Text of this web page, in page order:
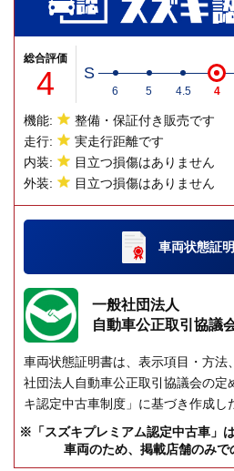
総合評価
4 S
6 5 4.5 4
機能:
整備・保証付き販売です
走行:
実走行距離です
内装:
目立つ損傷はありません
外装:
目立つ損傷はありません
車両状態証
一般社団法人
自動車公正取引協
車両状態証明書は、表示項目・方法
社団法人自動車公正取引協議会の定
キ認定中古車制度」に基づき作成し
※「スズキプレミアム認定中古車」
車両のため、掲載店舗のみで